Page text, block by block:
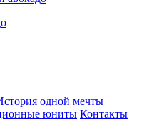
одной мечты
юниты Контакты